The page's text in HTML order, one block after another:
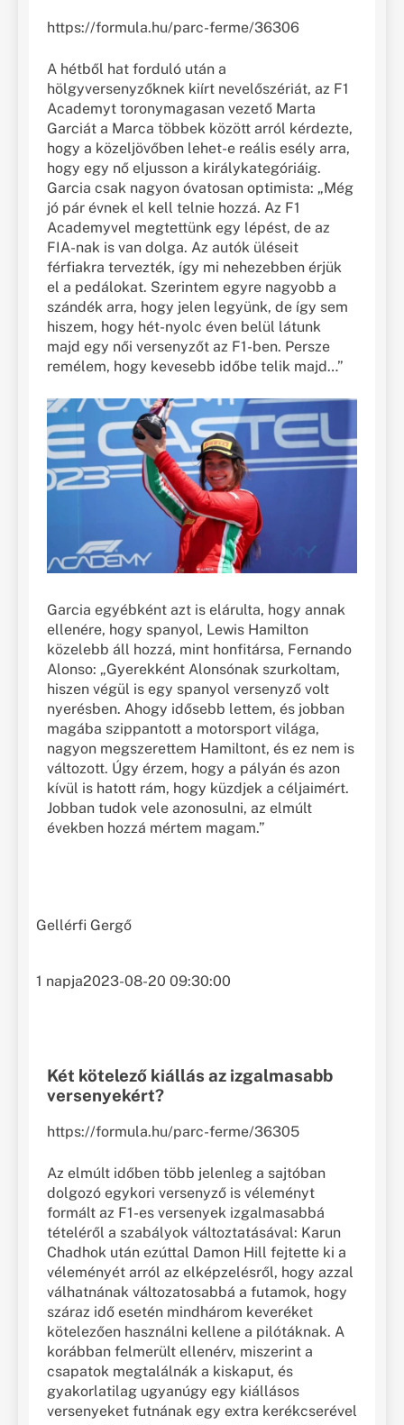
https://formula.hu/parc-ferme/36306
A hétből hat forduló után a
hölgyversenyzőknek kiírt nevelőszériát, az F1
Academyt toronymagasan vezető Marta
Garciát a Marca többek között arról kérdezte,
hogy a közeljövőben lehet-e reális esély arra,
hogy egy nő eljusson a királykategóriáig.
Garcia csak nagyon óvatosan optimista: „Még
jó pár évnek el kell telnie hozzá. Az F1
Academyvel megtettünk egy lépést, de az
FIA-nak is van dolga. Az autók üléseit
férfiakra tervezték, így mi nehezebben érjük
el a pedálokat. Szerintem egyre nagyobb a
szándék arra, hogy jelen legyünk, de így sem
hiszem, hogy hét-nyolc éven belül látunk
majd egy női versenyzőt az F1-ben. Persze
remélem, hogy kevesebb időbe telik majd…”
Garcia egyébként azt is elárulta, hogy annak
ellenére, hogy spanyol, Lewis Hamilton
közelebb áll hozzá, mint honfitársa, Fernando
Alonso: „Gyerekként Alonsónak szurkoltam,
hiszen végül is egy spanyol versenyző volt
nyerésben. Ahogy idősebb lettem, és jobban
magába szippantott a motorsport világa,
nagyon megszerettem Hamiltont, és ez nem is
változott. Úgy érzem, hogy a pályán és azon
kívül is hatott rám, hogy küzdjek a céljaimért.
Jobban tudok vele azonosulni, az elmúlt
években hozzá mértem magam.”
Gellérfi Gergő
1 napja2023-08-20 09:30:00
Két kötelező kiállás az izgalmasabb
versenyekért?
https://formula.hu/parc-ferme/36305
Az elmúlt időben több jelenleg a sajtóban
dolgozó egykori versenyző is véleményt
formált az F1-es versenyek izgalmasabbá
tételéről a szabályok változtatásával: Karun
Chadhok után ezúttal Damon Hill fejtette ki a
véleményét arról az elképzelésről, hogy azzal
válhatnának változatosabbá a futamok, hogy
száraz idő esetén mindhárom keveréket
kötelezően használni kellene a pilótáknak. A
korábban felmerült ellenérv, miszerint a
csapatok megtalálnák a kiskaput, és
gyakorlatilag ugyanúgy egy kiállásos
versenyeket futnának egy extra kerékcserével